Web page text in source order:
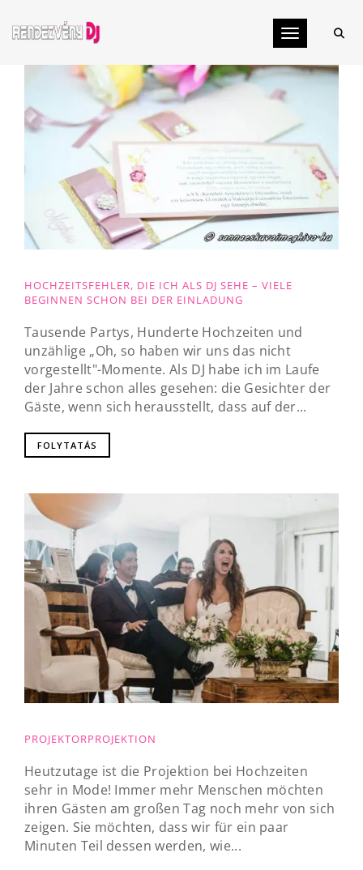
Toggle
HOCHZEITSFEHLER, DIE ICH ALS DJ SEHE – VIELE
BEGINNEN SCHON BEI DER EINLADUNG
Tausende Partys, Hunderte Hochzeiten und
unzählige „Oh, so haben wir uns das nicht
vorgestellt"-Momente. Als DJ habe ich im Laufe
der Jahre schon alles gesehen: die Gesichter der
Gäste, wenn sich herausstellt, dass auf der...
FOLYTATÁS
PROJEKTORPROJEKTION
Heutzutage ist die Projektion bei Hochzeiten
sehr in Mode! Immer mehr Menschen möchten
ihren Gästen am großen Tag noch mehr von sich
zeigen. Sie möchten, dass wir für ein paar
Minuten Teil dessen werden, wie...